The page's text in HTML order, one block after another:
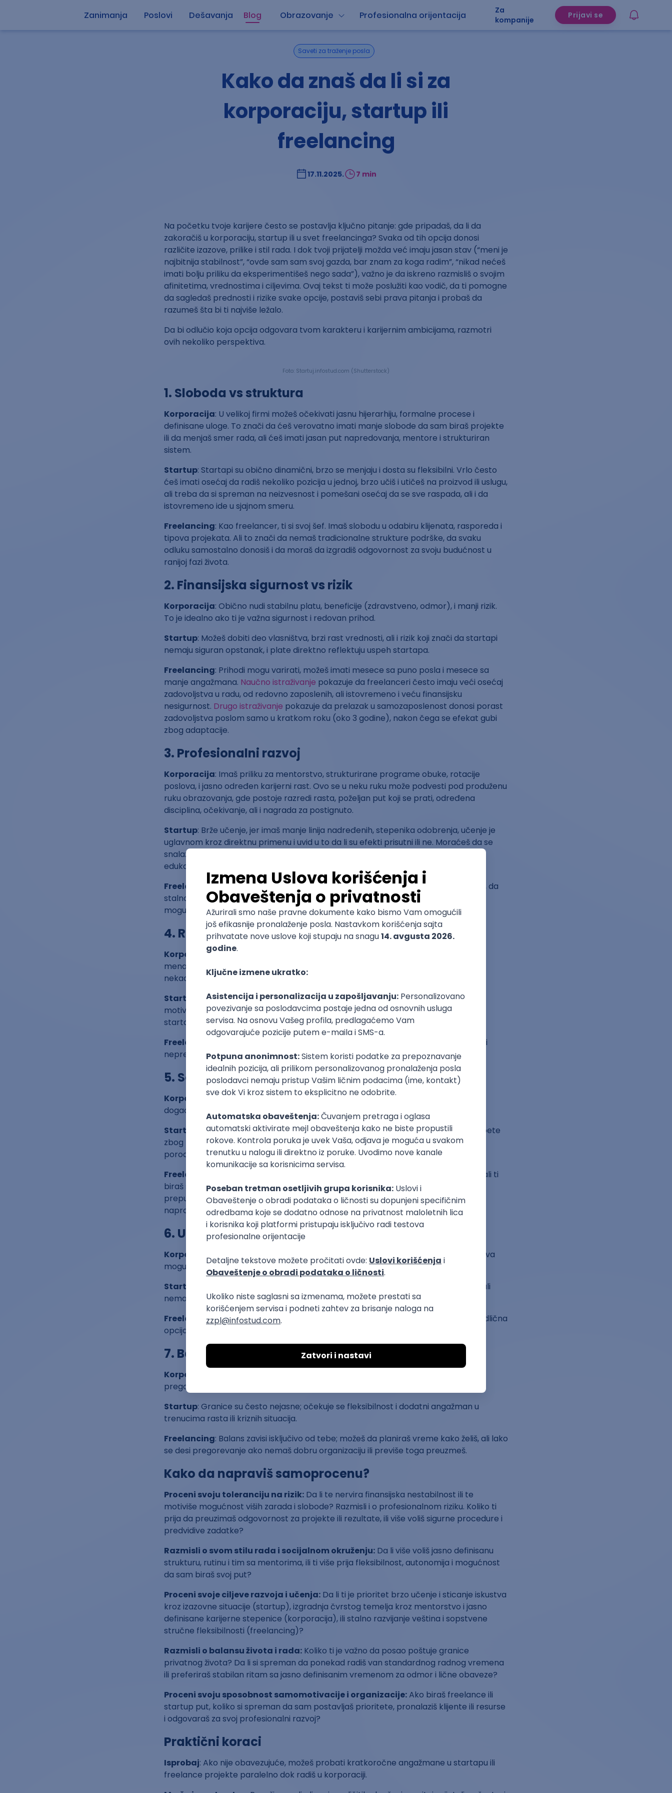
Zanimanja Poslovi Dešavanja Blog Obrazovanje Profesionalna orijentacija
Za
kompanije
Prijavi se
Saveti za traženje posla
Kako da znaš da li si za
korporaciju, startup ili
freelancing
17.11.2025. 7 min
Na početku tvoje karijere često se postavlja ključno pitanje: gde pripadaš, da li da
zakoračiš u korporaciju, startup ili u svet freelancinga? Svaka od tih opcija donosi
različite izazove, prilike i stil rada. I dok tvoji prijatelji možda već imaju jasan stav (“meni je
najbitnija stabilnost”, “ovde sam sam svoj gazda, bar znam za koga radim”, “nikad nećeš
imati bolju priliku da eksperimentišeš nego sada”), važno je da iskreno razmisliš o svojim
afinitetima, vrednostima i ciljevima. Ovaj tekst ti može poslužiti kao vodič, da ti pomogne
da sagledaš prednosti i rizike svake opcije, postaviš sebi prava pitanja i probaš da
razumeš šta bi ti najviše ležalo.
Da bi odlučio koja opcija odgovara tvom karakteru i karijernim ambicijama, razmotri
ovih nekoliko perspektiva.
Foto: Startuj.infostud.com (Shutterstock)
1. Sloboda vs struktura
Korporacija: U velikoj firmi možeš očekivati jasnu hijerarhiju, formalne procese i
definisane uloge. To znači da ćeš verovatno imati manje slobode da sam biraš projekte
ili da menjaš smer rada, ali ćeš imati jasan put napredovanja, mentore i strukturiran
sistem.
Startup: Startapi su obično dinamični, brzo se menjaju i dosta su fleksibilni. Vrlo često
ćeš imati osećaj da radiš nekoliko pozicija u jednoj, brzo učiš i utičeš na proizvod ili uslugu,
ali treba da si spreman na neizvesnost i pomešani osećaj da se sve raspada, ali i da
istovremeno ide u sjajnom smeru.
Freelancing: Kao freelancer, ti si svoj šef. Imaš slobodu u odabiru klijenata, rasporeda i
tipova projekata. Ali to znači da nemaš tradicionalne strukture podrške, da svaku
odluku samostalno donosiš i da moraš da izgradiš odgovornost za svoju budućnost u
ranijoj fazi života.
2. Finansijska sigurnost vs rizik
Korporacija: Obično nudi stabilnu platu, beneficije (zdravstveno, odmor), i manji rizik.
To je idealno ako ti je važna sigurnost i redovan prihod.
Startup: Možeš dobiti deo vlasništva, brzi rast vrednosti, ali i rizik koji znači da startapi
nemaju siguran opstanak, i plate direktno reflektuju uspeh startapa.
Freelancing: Prihodi mogu varirati, možeš imati mesece sa puno posla i mesece sa
manje angažmana. Naučno istraživanje pokazuje da freelanceri često imaju veći osećaj
zadovoljstva u radu, od redovno zaposlenih, ali istovremeno i veću finansijsku
nesigurnost. Drugo istraživanje pokazuje da prelazak u samozaposlenost donosi porast
zadovoljstva poslom samo u kratkom roku (oko 3 godine), nakon čega se efekat gubi
zbog adaptacije.
3. Profesionalni razvoj
Korporacija: Imaš priliku za mentorstvo, strukturirane programe obuke, rotacije
poslova, i jasno određen karijerni rast. Ovo se u neku ruku može podvesti pod produženu
ruku obrazovanja, gde postoje razredi rasta, poželjan put koji se prati, određena
disciplina, očekivanje, ali i nagrada za postignuto.
Startup: Brže učenje, jer imaš manje linija nadređenih, stepenika odobrenja, učenje je
uglavnom kroz direktnu primenu i uvid u to da li su efekti prisutni ili ne. Moraćeš da se
snalaziš, preuzmeš odgovornost i donosiš odluke. To je intenzivan put, ali često vrlo
edukativan.
Freelancing: Profesionalni razvoj je tvoj zadatak. Moraš sam da pronalaziš klijente, da
stalno usavršavaš veštine, gradiš svoj portfolio i reputaciju. Ali upravo to daje
mogućnost da kreiraš karijeru prema svojim uslovima.
4. Rad pod pritiskom i fleksibilnost
Korporacija: Imaš jasne procedure i rokove, ali obično pritisak dolazi od viših
menadžera sa kojima nekada imaš malo ili nimalo kontakta i za projekte u kojima
nekada vidiš malo ili nimalo opipljivosti i smisla.
Startup
: Pritisak je konstantan, a rokovi su vrlo često “najbrže što može”. Ako te
motiviše da brzo rešavaš probleme i možeš da radiš u nepredvidivom okruženju,
startapi su idealni.
Freelancing
: Ti sam određuješ dinamiku posla, ali klijenti mogu biti zahtevni i rokovi
nepredvidivi. Potrebna je visoka samodisciplina i sposobnost samomotivacije.
5. Socijalni aspekt i kultura rada
Korporacija: Imaš priliku da gradiš profesionalne veze i učestvuješ u timskim
događajima. Ako ti je važna stabilna mreža podrške i mentorstvo, ovo je plus.
Startup
: Tim je često mali i blisko povezan. Relacije su intenzivne, ali ponekad i napete
zbog brzog tempa. U nekom periodu možeš imati osećaj da te ljude viđaš više od
porodice, prijatelja, partnera.
Freelancing
: Rad je uglavnom samostalni, što znači manje društvenih interakcija, ali ti
biraš sa kim i kako želiš da radiš, ali je isto tako kompletna procena saradnika
prepuštena tebi, gde su socijalne veštine i emocionalna inteligencija presudni da
napraviš ispravan izbor za sebe.
6. Upravljanje sopstvenom karijerom
Korporacija
: Napredovanje je često strukturirano, ali sporije; tvoj lični trud i inicijativa
mogu biti nagrađeni unutar definisanih okvira.
Startup
: Tvoj doprinos direktno utiče na uspeh kompanije i može ubrzati karijeru, ali
nema garantovanog puta.
Freelancing: Sve zavisi od tebe, kako gradiš portfolio, reputaciju i klijente. Ovo je odlična
opcija ako želiš punu kontrolu nad karijerom, ali nosi visoku odgovornost.
7. Balans između posla i privatnog života
Korporacija
pregorevanjem, u zavisnosti od industrije, broja zaposlenih i same firme.
Startup: Granice su često nejasne; očekuje se fleksibilnost i dodatni angažman u
trenucima rasta ili kriznih situacija.
Freelancing: Balans zavisi isključivo od tebe; možeš da planiraš vreme kako želiš, ali lako
se desi pregorevanje ako nemaš dobru organizaciju ili previše toga preuzmeš.
Kako da napraviš samoprocenu?
Proceni svoju toleranciju na rizik: Da li te nervira finansijska nestabilnost ili te
motiviše mogućnost viših zarada i slobode? Razmisli i o profesionalnom riziku. Koliko ti
prija da preuzimaš odgovornost za projekte ili rezultate, ili više voliš sigurne procedure i
predvidive zadatke?
Razmisli o svom stilu rada i socijalnom okruženju: Da li više voliš jasno definisanu
strukturu, rutinu i tim sa mentorima, ili ti više prija fleksibilnost, autonomija i mogućnost
da sam biraš svoj put?
Proceni svoje ciljeve razvoja i učenja: Da li ti je prioritet brzo učenje i sticanje iskustva
kroz izazovne situacije (startup), izgradnja čvrstog temelja kroz mentorstvo i jasno
definisane karijerne stepenice (korporacija), ili stalno razvijanje veština i sopstvene
stručne fleksibilnosti (freelancing)?
Razmisli o balansu života i rada: Koliko ti je važno da posao poštuje granice
privatnog života? Da li si spreman da ponekad radiš van standardnog radnog vremena
ili preferiraš stabilan ritam sa jasno definisanim vremenom za odmor i lične obaveze?
Proceni svoju sposobnost samomotivacije i organizacije:Ako biraš freelance ili
startup put, koliko si spreman da sam postavljaš prioritete, pronalaziš klijente ili resurse
i odgovaraš za svoj profesionalni razvoj?
Praktični koraci
Isprobaj: Ako nije obavezujuće, možeš probati kratkoročne angažmane u startapu ili
freelance projekte paralelno dok radiš u korporaciji.